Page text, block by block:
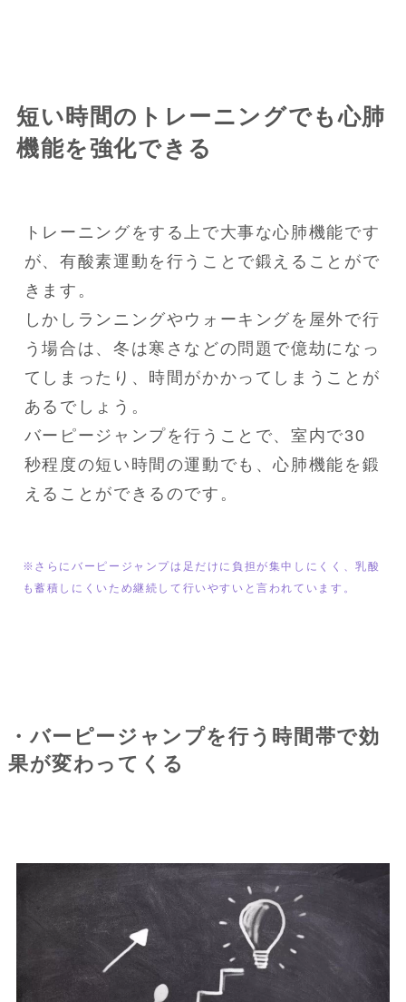
短い時間のトレーニングでも心肺
機能を強化できる
トレーニングをする上で大事な心肺機能です
が、有酸素運動を行うことで鍛えることがで
きます。
しかしランニングやウォーキングを屋外で行
う場合は、冬は寒さなどの問題で億劫になっ
てしまったり、時間がかかってしまうことが
あるでしょう。
バーピージャンプを行うことで、室内で30
秒程度の短い時間の運動でも、心肺機能を鍛
えることができるのです。
※さらにバーピージャンプは足だけに負担が集中しにくく、乳酸
も蓄積しにくいため継続して行いやすいと言われています。
・バーピージャンプを行う時間帯で効
果が変わってくる